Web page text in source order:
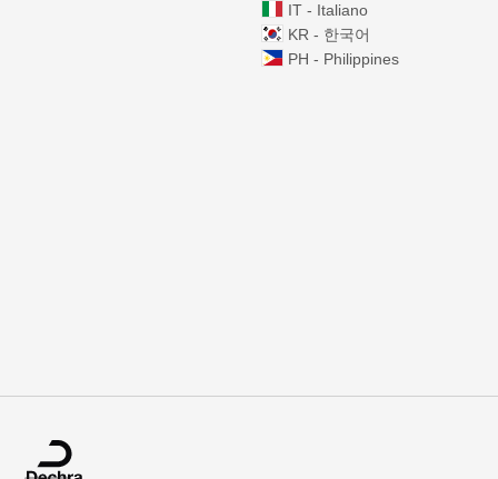
IT - Italiano
KR - 한국어
PH - Philippines